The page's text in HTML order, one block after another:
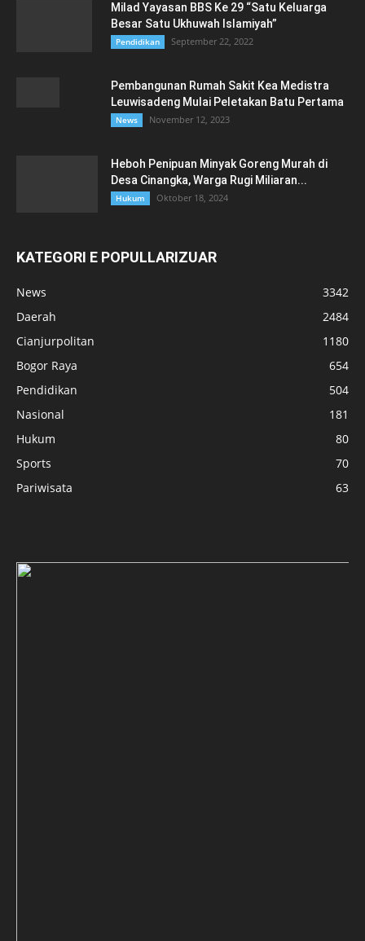
Milad Yayasan BBS Ke 29 “Satu Keluarga
Besar Satu Ukhuwah Islamiyah”
Pendidikan September 22, 2022
Pembangunan Rumah Sakit Kea Medistra
Leuwisadeng Mulai Peletakan Batu Pertama
News November 12, 2023
Heboh Penipuan Minyak Goreng Murah di
Desa Cinangka, Warga Rugi Miliaran...
Hukum Oktober 18, 2024
KATEGORI E POPULLARIZUAR
News
3342
Daerah
2484
Cianjurpolitan
1180
Bogor Raya
654
Pendidikan
504
Nasional
181
Hukum
80
Sports
70
Pariwisata
63